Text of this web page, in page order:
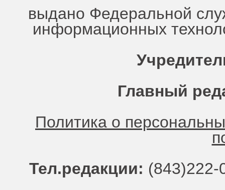
выдано Федеральной
информационных
Главный
Политика о
Тел.редакции: